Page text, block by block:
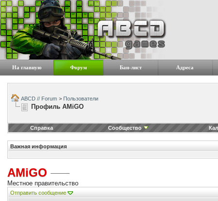
На главную Форум Бан-лист Адреса
ABCD // Forum > Пользователи
Профиль AMiGO
Справка Сообщество
Важная информация
AMiGO
Местное правительство
Отправить сообщение